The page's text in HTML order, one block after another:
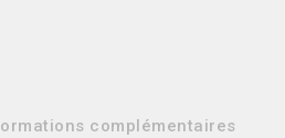
complémentaires